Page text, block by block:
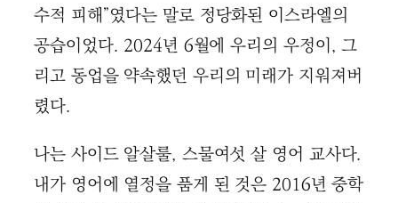
수적 피해”였다는 말로 정당화된 이스라엘의
공습이었다. 2024년 6월에 우리의 우정이, 그
리고 동업을 약속했던 우리의 미래가 지워져버
렸다.
나는 사이드 알살룰, 스물여섯 살 영어 교사다.
내가 영어에 열정을 품게 된 것은 2016년 중학